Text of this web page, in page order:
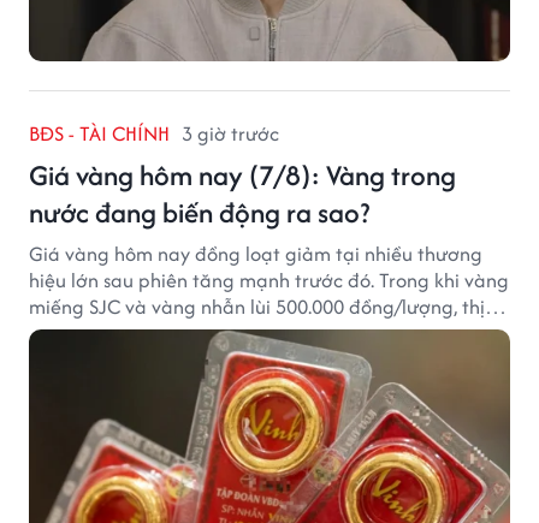
BĐS - TÀI CHÍNH 3 giờ trước
Giá vàng hôm nay (7/8): Vàng trong
nước đang biến động ra sao?
Giá vàng hôm nay đồng loạt giảm tại nhiều thương
hiệu lớn sau phiên tăng mạnh trước đó. Trong khi vàng
miếng SJC và vàng nhẫn lùi 500.000 đồng/lượng, thị
trường vẫn duy trì mặt bằng giá cao, với sự chênh
lệch đáng kể giữa các doanh nghiệp.